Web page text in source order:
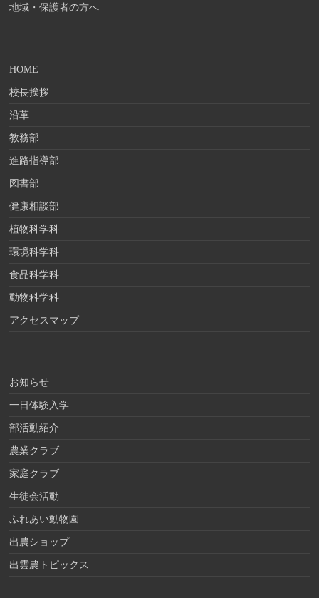
地域・保護者の方へ
HOME
校長挨拶
沿革
教務部
進路指導部
図書部
健康相談部
植物科学科
環境科学科
食品科学科
動物科学科
アクセスマップ
お知らせ
一日体験入学
部活動紹介
農業クラブ
家庭クラブ
生徒会活動
ふれあい動物園
出農ショップ
出雲農トピックス